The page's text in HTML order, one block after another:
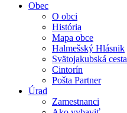
Obec
O obci
História
Mapa obce
Halmešský Hlásnik
Svätojakubská cesta
Cintorín
Pošta Partner
Úrad
Zamestnanci